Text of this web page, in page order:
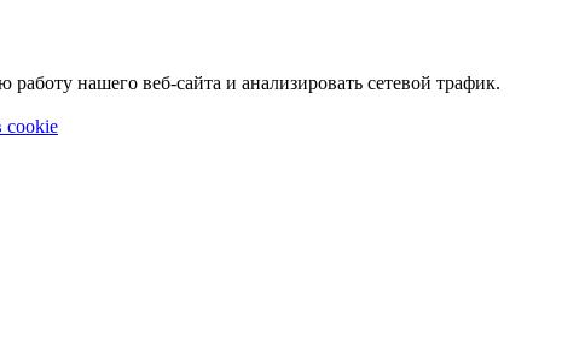
нашего веб-сайта и анализировать сетевой трафик.
cookie